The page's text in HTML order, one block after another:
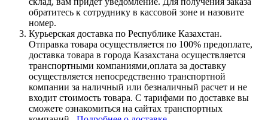
обратитесь к сотруднику в кассовой зоне и назовите
номер.
Курьерская доставка по Республике Казахстан.
Отправка товара осуществляется по 100% предоплате,
доставка товара в города Казахстана осуществляется
транспортными компаниями,оплата за доставку
осуществляется непосредственно транспортной
компании за наличный или безналичный расчет и не
входит стоимость товара. С тарифами по доставке вы
сможете ознакомиться на сайтах транспортных